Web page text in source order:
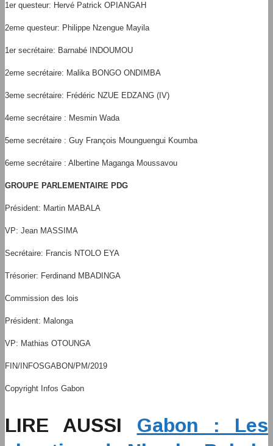
1er questeur: Hervé Patrick OPIANGAH
2eme questeur: Philippe Nzengue Mayila
1er secrétaire: Barnabé INDOUMOU
2eme secrétaire: Malika BONGO ONDIMBA
3eme secrétaire: Frédéric NZUE EDZANG (IV)
4eme secrétaire : Mesmin Wada
5eme secrétaire : Guy François Mounguengui Koumba
6eme secrétaire : Albertine Maganga Moussavou
GROUPE PARLEMENTAIRE PDG
Président: Martin MABALA
VP: Jean MASSIMA
Secrétaire: Francis NTOLO EYA
Trésorier: Ferdinand MBADINGA
Commission des lois
Président: Malonga
VP: Mathias OTOUNGA
FIN/INFOSGABON/PM/2019
Copyright Infos Gabon
LIRE AUSSI Gabon : Les